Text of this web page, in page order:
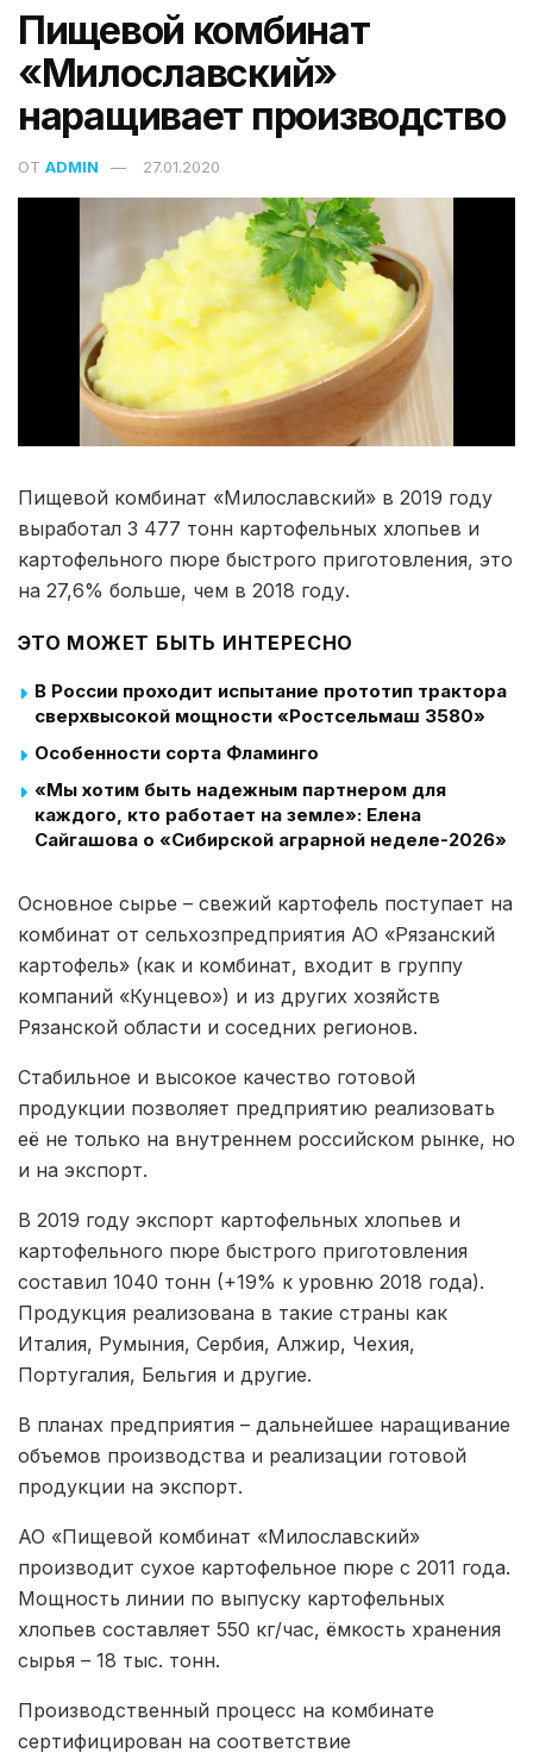
Пищевой комбинат
«Милославский»
наращивает производство
ОТ ADMIN 27.01.2020
Пищевой комбинат «Милославский» в 2019 году
выработал 3 477 тонн картофельных хлопьев и
картофельного пюре быстрого приготовления, это
на 27,6% больше, чем в 2018 году.
ЭТО МОЖЕТ БЫТЬ ИНТЕРЕСНО
В России проходит испытание прототип трактора
сверхвысокой мощности «Ростсельмаш 3580»
Особенности сорта Фламинго
«Мы хотим быть надежным партнером для
каждого, кто работает на земле»: Елена
Сайгашова о «Сибирской аграрной неделе-2026»
Основное сырье – свежий картофель поступает на
комбинат от сельхозпредприятия АО «Рязанский
картофель» (как и комбинат, входит в группу
компаний «Кунцево») и из других хозяйств
Рязанской области и соседних регионов.
Стабильное и высокое качество готовой
продукции позволяет предприятию реализовать
её не только на внутреннем российском рынке, но
и на экспорт.
В 2019 году экспорт картофельных хлопьев и
картофельного пюре быстрого приготовления
составил 1040 тонн (+19% к уровню 2018 года).
Продукция реализована в такие страны как
Италия, Румыния, Сербия, Алжир, Чехия,
Португалия, Бельгия и другие.
В планах предприятия – дальнейшее наращивание
объемов производства и реализации готовой
продукции на экспорт.
АО «Пищевой комбинат «Милославский»
производит сухое картофельное пюре с 2011 года.
Мощность линии по выпуску картофельных
хлопьев составляет 550 кг/час, ёмкость хранения
сырья – 18 тыс. тонн.
Производственный процесс на комбинате
сертифицирован на соответствие